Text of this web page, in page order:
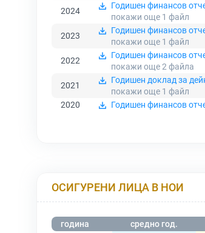
2024
Годишен финансов
покажи още 1 файл
2023
Годишен финансов
покажи още 1 файл
2022
Годишен финансов
покажи още 2 файла
2021
Годишен доклад за
покажи още 1 файл
2020
Годишен финансов
ОСИГУРЕНИ ЛИЦА В НОИ
година средно год.